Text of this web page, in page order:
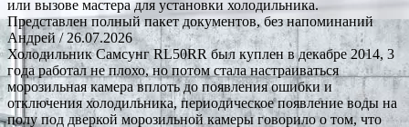
или вызове мастера для установки холодильника.
Представлен полный пакет документов, без напоминаний
Андрей / 26.07.2026
Холодильник Самсунг RL50RR был куплен в декабре 2014, 3
года работал не плохо, но потом стала настраиваться
морозильная камера вплоть до появления ошибки и
отключения холодильника, периодическое появление воды на
полу под дверкой морозильной камеры говорило о том, что